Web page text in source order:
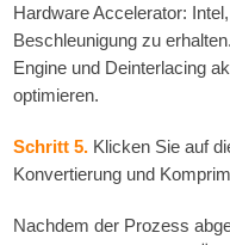
Hardware Accelerator:
Beschleunigung zu
Engine und Deinterlacing
optimieren.
Schritt 5. Klicken Sie auf
Konvertierung und
Nachdem der Prozess